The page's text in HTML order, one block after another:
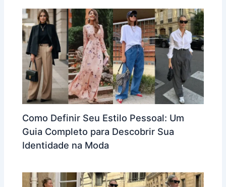
Como Definir Seu Estilo Pessoal: Um
Guia Completo para Descobrir Sua
Identidade na Moda